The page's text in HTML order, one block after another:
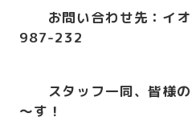
お問い合わせ先：イ
987-232
スタッフ一同、皆様の
～す！